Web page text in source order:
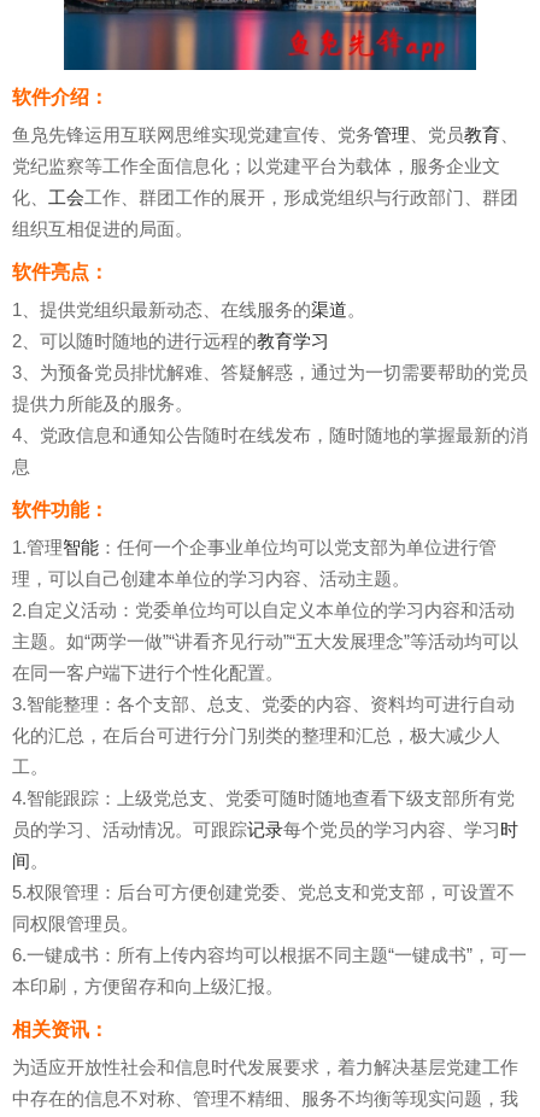
软件介绍：
鱼凫先锋运用互联网思维实现党建宣传、党务管理 、党员教育
党纪监察等工作全面信息化；以党建平台为载体，服务企业文
化、 工会工作、群团工作的展开，形成党组织与行政部门、群团
组织互相促进的局面。
软件亮点：
1、提供党组织最新动态、在线服务的渠道。
2、可以随时随地的进行远程的教育学习
3、为预备党员排忧解难、答疑解惑，通过为一切需要帮助的党员
提供力所能及的服务。
4、党政信息和通知公告随时在线发布，随时随地的掌握最新的消
息
软件功能：
1.管理智能 ：任何一个企事业单位均可以党支部为单位进行管
理，可以自己创建本单位的学习内容、活动主题。
2.自定义活动：党委单位均可以自定义本单位的学习内容和活动
主题。如“两学一做”“讲看齐见行动”“五大发展理念”等活动均可以
在同一客户端下进行个性化配置。
3.智能整理：各个支部、总支、党委的内容、资料均可进行自动
化的汇总，在后台可进行分门别类的整理和汇总，极大减少人
工。
4.智能跟踪：上级党总支、党委可随时随地查看下级支部所有党
员的学习、活动情况。可跟踪记录每个党员的学习内容、学习时
间。
5.权限管理：后台可方便创建党委、党总支和党支部，可设置不
同权限管理员。
6.一键成书：所有上传内容均可以根据不同主题“一键成书”，可一
本印刷，方便留存和向上级汇报。
相关资讯：
为适应开放性社会和信息时代发展要求，着力解决基层党建工作
中存在的信息不对称、管理不精细、服务不均衡等现实问题，我